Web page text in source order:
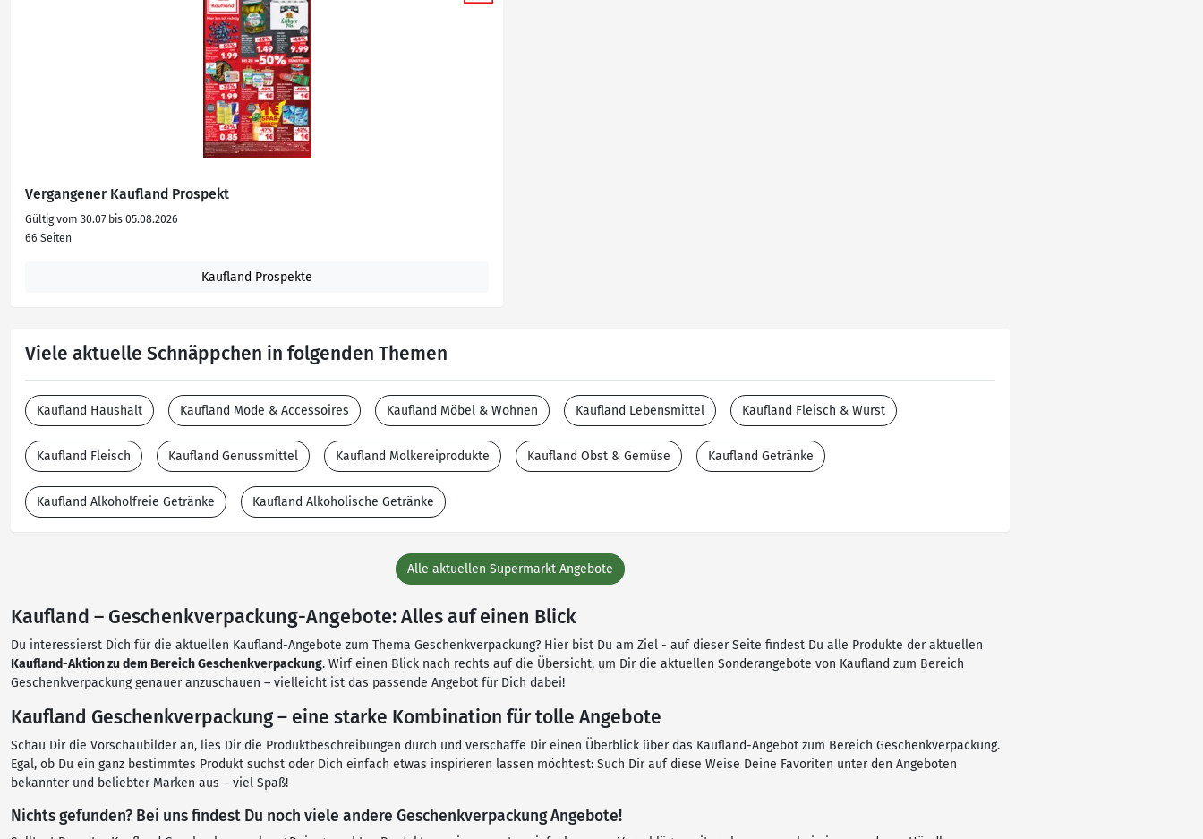
Vergangener Kaufland Prospekt
Gültig vom 30.07 bis 05.08.2026
66 Seiten
Kaufland Prospekte
Viele aktuelle Schnäppchen in folgenden Themen
Kaufland Haushalt Kaufland Mode & Accessoires Kaufland Möbel & Wohnen Kaufland Lebensmittel Kaufland Fleisch & Wurst
Kaufland Fleisch Kaufland Genussmittel Kaufland Molkereiprodukte Kaufland Obst & Gemüse Kaufland Getränke
Kaufland Alkoholfreie Getränke Kaufland Alkoholische Getränke
Alle aktuellen Supermarkt Angebote
Kaufland – Geschenkverpackung-Angebote: Alles auf einen Blick
Du interessierst Dich für die aktuellen Kaufland-Angebote zum Thema Geschenkverpackung? Hier bist Du am Ziel - auf dieser Seite findest Du alle Produkte der aktuellen
Kaufland-Aktion zu dem Bereich Geschenkverpackung. Wirf einen Blick nach rechts auf die Übersicht, um Dir die aktuellen Sonderangebote von Kaufland zum Bereich
Geschenkverpackung genauer anzuschauen – vielleicht ist das passende Angebot für Dich dabei!
Kaufland Geschenkverpackung – eine starke Kombination für tolle Angebote
Schau Dir die Vorschaubilder an, lies Dir die Produktbeschreibungen durch und verschaffe Dir einen Überblick über das Kaufland-Angebot zum Bereich Geschenkverpackung.
Egal, ob Du ein ganz bestimmtes Produkt suchst oder Dich einfach etwas inspirieren lassen möchtest: Such Dir auf diese Weise Deine Favoriten unter den Angeboten
bekannter und beliebter Marken aus – viel Spaß!
Nichts gefunden? Bei uns findest Du noch viele andere Geschenkverpackung Angebote!